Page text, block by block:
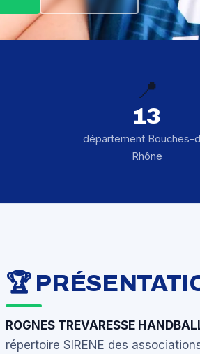
📍
13
département Bouches-
Rhône
🏆
ROGNES TREVARESSE
répertoire SIRENE des